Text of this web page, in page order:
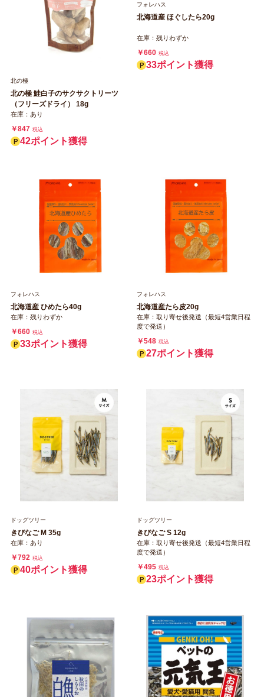
北の極
北の極 鮭白子のサクサクトリーツ
（フリーズドライ） 18g
在庫：あり
￥847 税込
42ポイント獲得
フォレハス
北海道産 ほぐしたら20g
在庫：残りわずか
￥660 税込
33ポイント獲得
フォレハス
北海道産 ひめたら40g
在庫：残りわずか
￥660 税込
33ポイント獲得
フォレハス
北海道産たら皮20g
在庫：取り寄せ後発送（最短4営業日程
度で発送）
￥548 税込
27ポイント獲得
ドッグツリー
きびなご M 35g
在庫：あり
￥792 税込
40ポイント獲得
ドッグツリー
きびなご S 12g
在庫：取り寄せ後発送（最短4営業日程
度で発送）
￥495 税込
23ポイント獲得